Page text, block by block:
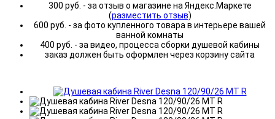
300 руб. - за отзыв о магазине на Яндекс.Маркете
(разместить отзыв)
600 руб. - за фото купленного товара в интерьере вашей
ванной комнаты
400 руб. - за видео, процесса сборки душевой кабины
заказ должен быть оформлен через корзину сайта